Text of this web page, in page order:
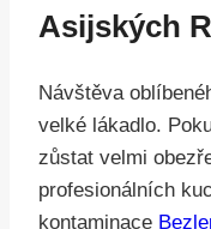
Asijských
Návštěva
velké lákadlo.
zůstat velmi
profesionálních
kontaminace